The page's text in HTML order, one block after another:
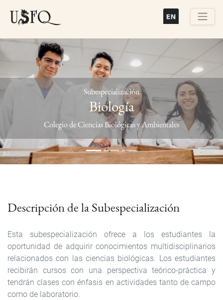
Next
Subespecialización
Biología
Colegio de Ciencias Biológicas y Ambientales
Descripción de la Subespecialización
Esta subespecialización ofrece a los estudiantes la
oportunidad de adquirir conocimientos multidisciplinarios
relacionados con las ciencias biológicas. Los estudiantes
recibirán cursos con una perspectiva teórico-práctica y
tendrán clases con énfasis en actividades tanto de campo
como de laboratorio.